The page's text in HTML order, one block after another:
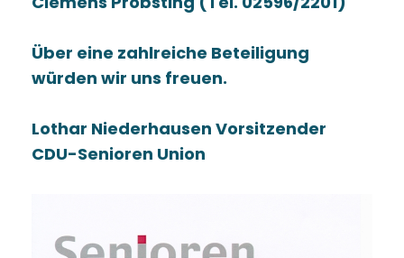
Über eine zahlreiche Beteiligung
würden wir uns freuen.
Lothar Niederhausen Vorsitzender
CDU-Senioren Union